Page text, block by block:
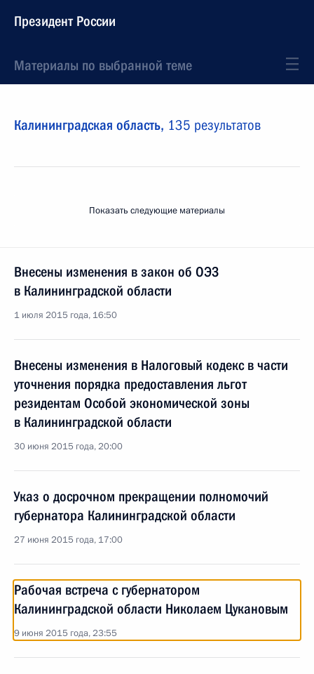
Президент России
Материалы по выбранной теме
Калининградская область, 135 результатов
Показать следующие материалы
Внесены изменения в закон об ОЭЗ
в Калининградской области
1 июля 2015 года, 16:50
Внесены изменения в Налоговый кодекс в части
уточнения порядка предоставления льгот
резидентам Особой экономической зоны
в Калининградской области
30 июня 2015 года, 20:00
Указ о досрочном прекращении полномочий
губернатора Калининградской области
27 июня 2015 года, 17:00
Рабочая встреча с губернатором
Калининградской области Николаем Цукановым
9 июня 2015 года, 23:55